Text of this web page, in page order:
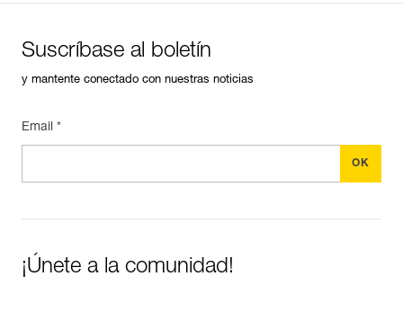
Suscríbase al boletín
y mantente conectado con nuestras noticias
Email *
¡Únete a la comunidad!